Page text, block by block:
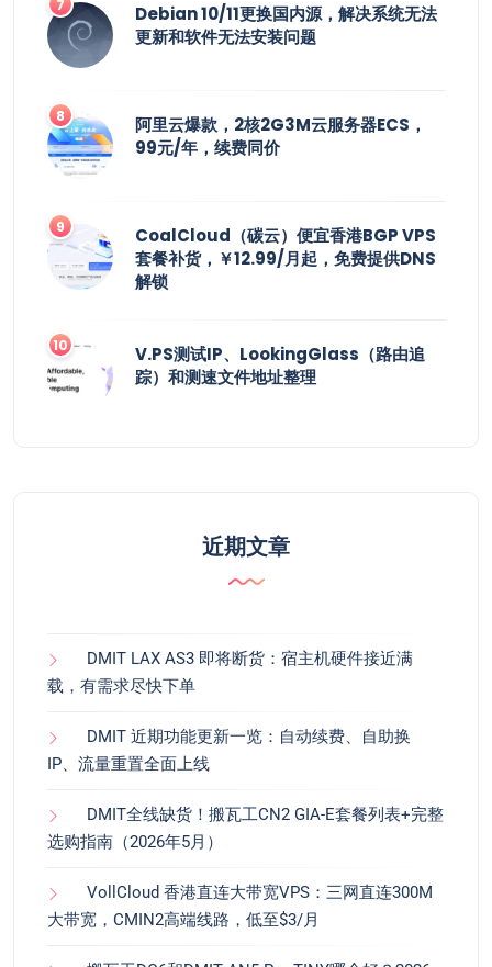
Debian 10/11更换国内源，解决系统无法
更新和软件无法安装问题
阿里云爆款，2核2G3M云服务器ECS，
99元/年，续费同价
CoalCloud（碳云）便宜香港BGP VPS
套餐补货，￥12.99/月起，免费提供DNS
解锁
V.PS测试IP、LookingGlass（路由追
踪）和测速文件地址整理
近期文章
DMIT LAX AS3 即将断货：宿主机硬件接近满
载，有需求尽快下单
DMIT 近期功能更新一览：自动续费、自助换
IP、流量重置全面上线
DMIT全线缺货！搬瓦工CN2 GIA-E套餐列表+完整
选购指南（2026年5月）
VollCloud 香港直连大带宽VPS：三网直连300M
大带宽，CMIN2高端线路，低至$3/月